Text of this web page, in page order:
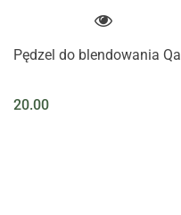
Pędzel do blendowania Qal
20.00